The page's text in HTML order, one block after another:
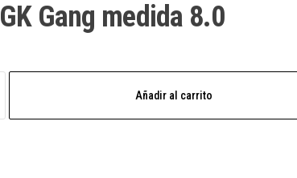
Gang medida 8.0
Añadir al carrito